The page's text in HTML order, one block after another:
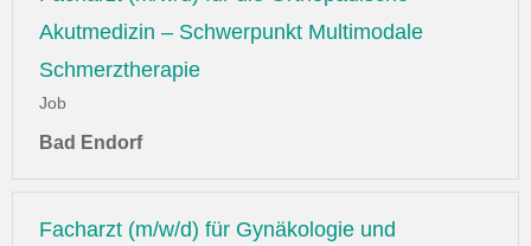
Akutmedizin – Schwerpunkt Multimodale
Schmerztherapie
Job
Bad Endorf
Facharzt (m/w/d) für Gynäkologie und